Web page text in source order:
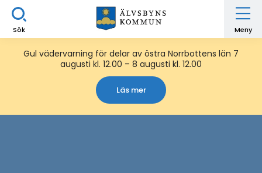
Sök Meny
Gul vädervarning för delar av östra Norrbottens län 7
augusti kl. 12.00 – 8 augusti kl. 12.00
Läs mer